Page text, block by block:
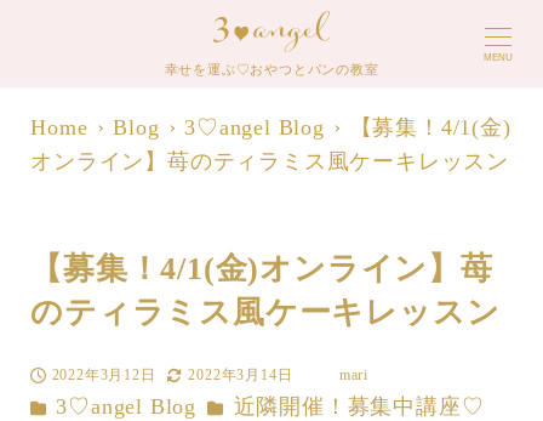
幸せを運ぶ♡おやつとパンの教室
MENU
Home Blog 3♡angel Blog
【募集！4/1(金)
オンライン】苺のティラミス風ケーキレッスン
【募集！4/1(金)オンライン】苺
のティラミス風ケーキレッスン
投稿日
2022年3月12日
更新日
2022年3月14日
者
mari
カテゴリー
3♡angel Blog カテゴリー
近隣開催！募集中講座♡